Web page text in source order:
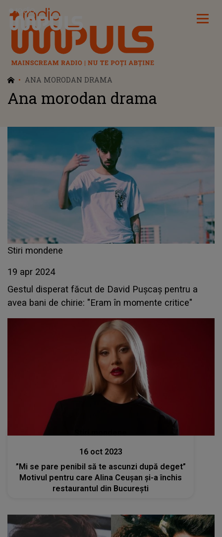
Radio Impuls
ANA MORODAN DRAMA
Ana morodan drama
Stiri mondene
19 apr 2024
Gestul disperat făcut de David Pușcaș pentru a
avea bani de chirie: "Eram în momente critice"
16 oct 2023
”Mi se pare penibil să te ascunzi după deget”
Motivul pentru care Alina Ceușan și-a închis
restaurantul din București